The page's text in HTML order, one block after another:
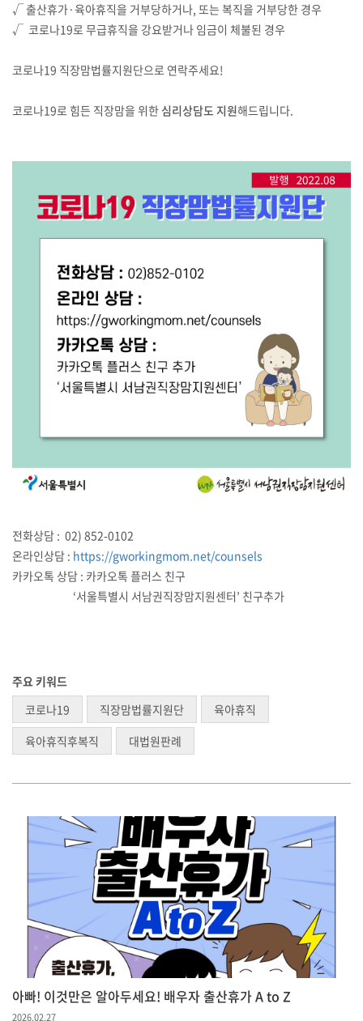
√ 출산휴가·육아휴직을 거부당하거나, 또는 복직을 거부당한 경우
√ 코로나19로 무급휴직을 강요받거나 임금이 체불된 경우
코로나19 직장맘법률지원단으로 연락주세요!
코로나19로 힘든 직장맘을 위한 심리상담도 지원해드립니다.
전화상담 : 02) 852-0102
온라인상담 : https://gworkingmom.net/counsels
카카오톡 상담 : 카카오톡 플러스 친구
‘서울특별시 서남권직장맘지원센터’ 친구추가
주요 키워드
코로나19
직장맘법률지원단
육아휴직
육아휴직후복직
대법원판례
아빠! 이것만은 알아두세요! 배우자 출산휴가 A to Z
2026.02.27